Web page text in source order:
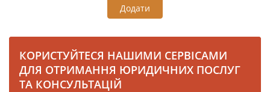
Додати
КОРИСТУЙТЕСЯ НАШИМИ СЕРВІСАМИ
ДЛЯ ОТРИМАННЯ ЮРИДИЧНИХ ПОСЛУГ
ТА КОНСУЛЬТАЦІЙ